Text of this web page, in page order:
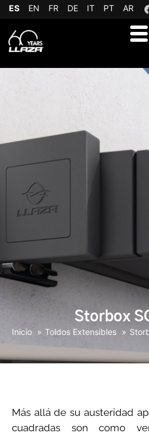
ES EN FR DE IT PT AR
Storbox
Inicio Toldos Extensibles
Más allá de su austeridad
cuadradas son como